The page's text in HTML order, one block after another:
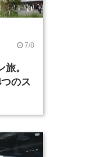
7/8
。
のス